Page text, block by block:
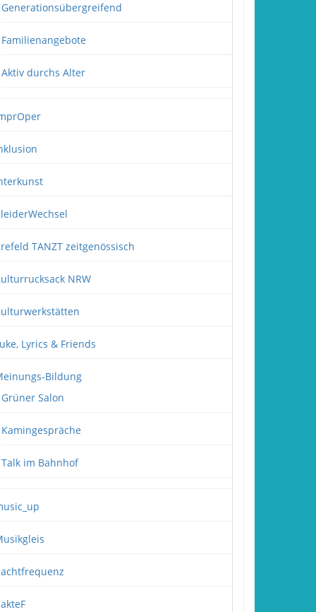
Generationsübergreifend
Familienangebote
Aktiv durchs Alter
TANZT zeitgenössisch
NRW
Lyrics & Friends
Bildung
Grüner Salon
Kamingespräche
Talk im Bahnhof